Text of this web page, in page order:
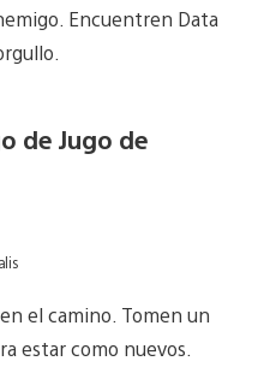
Encuentren Data
de Jugo de
el camino. Tomen un
estar como nuevos.